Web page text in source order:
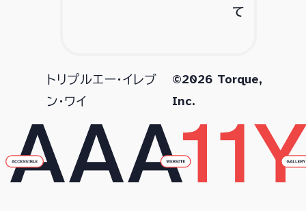
て
トリプルエー・イレブ
ン・ワイ
©2026 Torque,
Inc.